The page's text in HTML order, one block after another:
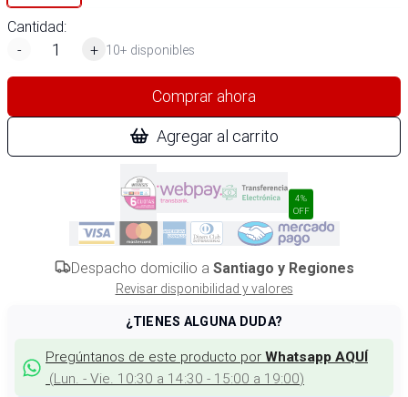
Cantidad:
-
+ 10+ disponibles
Comprar ahora
Agregar al carrito
4%
OFF
Despacho domicilio a Santiago y Regiones
Revisar disponibilidad y valores
¿TIENES ALGUNA DUDA?
Pregúntanos de este producto por Whatsapp AQUÍ
(Lun. - Vie. 10:30 a 14:30 - 15:00 a 19:00)